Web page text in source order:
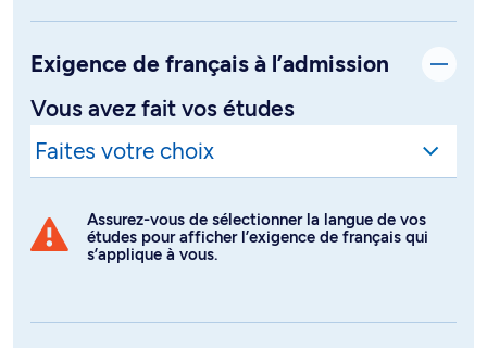
Exigence de français à l’admission
Vous avez fait vos études
Assurez-vous de sélectionner la langue de vos
études pour afficher l’exigence de français qui
s’applique à vous.